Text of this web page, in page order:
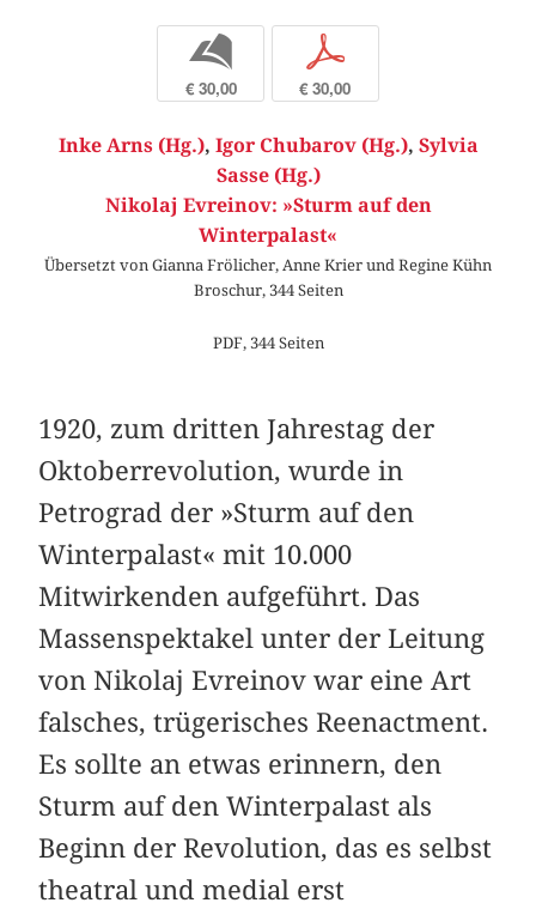
b
€ 30,00
p
€ 30,00
Inke Arns (Hg.), Igor Chubarov (Hg.), Sylvia
Sasse (Hg.)
Nikolaj Evreinov: »Sturm auf den
Winterpalast«
Übersetzt von Gianna Frölicher, Anne Krier und Regine Kühn
Broschur, 344 Seiten
PDF, 344 Seiten
1920, zum dritten Jahrestag der
Oktoberrevolution, wurde in
Petrograd der »Sturm auf den
Winterpalast« mit 10.000
Mitwirkenden aufgeführt. Das
Massenspektakel unter der Leitung
von Nikolaj Evreinov war eine Art
falsches, trügerisches Reenactment.
Es sollte an etwas erinnern, den
Sturm auf den Winterpalast als
Beginn der Revolution, das es selbst
theatral und medial erst